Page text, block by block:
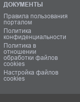
ДОКУМЕНТЫ
Правила пользования
порталом
Политика
конфиденциальности
Политика в
отношении
обработки файлов
cookies
Настройка файлов
cookies